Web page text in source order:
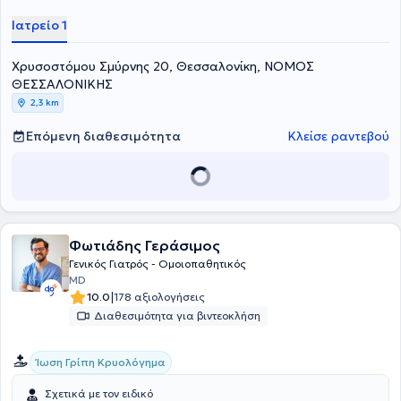
Ιατρείο 1
Χρυσοστόμου Σμύρνης 20, Θεσσαλονίκη, ΝΟΜΟΣ
ΘΕΣΣΑΛΟΝΙΚΗΣ
2,3 km
Επόμενη διαθεσιμότητα Κλείσε ραντεβού
Φωτιάδης Γεράσιμος
Γενικός Γιατρός - Ομοιοπαθητικός
MD
10.0|178 αξιολογήσεις
Διαθεσιμότητα για βιντεοκλήση
Ίωση Γρίπη Κρυολόγημα
Σχετικά με τον ειδικό